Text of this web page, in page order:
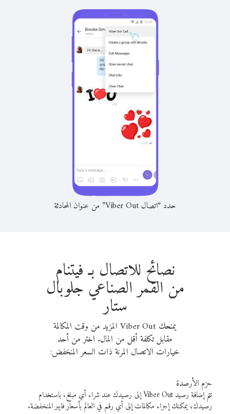
حدد “اتصال Viber Out” من عنوان المحادثة
نصائح للاتصال بـ فيتنام
من القمر الصناعي جلوبال
ستار
يمنحك Viber Out المزيد من وقت المكالمة
مقابل تكلفة أقل من المال. اختر من أحد
خيارات الاتصال المرنة ذات السعر المنخفض:
حزم الأرصدة
تتم إضافة رصيد Viber Out إلى رصيدك عند شراء أي مبلغ. باستخدام
رصيدك، يمكنك إجراء مكالمات إلى أي رقم في العالم بأسعار فايبر المنخفضة.